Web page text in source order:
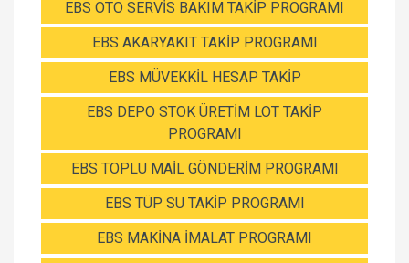
EBS OTO SERVİS BAKIM TAKİP PROGRAMI
EBS AKARYAKIT TAKİP PROGRAMI
EBS MÜVEKKİL HESAP TAKİP
EBS DEPO STOK ÜRETİM LOT TAKİP
PROGRAMI
EBS TOPLU MAİL GÖNDERİM PROGRAMI
EBS TÜP SU TAKİP PROGRAMI
EBS MAKİNA İMALAT PROGRAMI